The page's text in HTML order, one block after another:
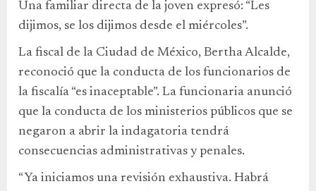
Una familiar directa de la joven expresó: “Les
dijimos, se los dijimos desde el miércoles”.
La fiscal de la Ciudad de México, Bertha Alcalde,
reconoció que la conducta de los funcionarios de
la fiscalía “es inaceptable”. La funcionaria anunció
que la conducta de los ministerios públicos que se
negaron a abrir la indagatoria tendrá
consecuencias administrativas y penales.
“Ya iniciamos una revisión exhaustiva. Habrá